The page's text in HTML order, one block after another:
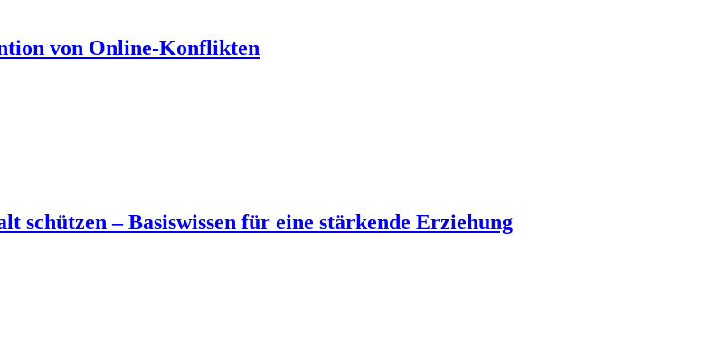
von Online-Konflikten
schützen – Basiswissen für eine stärkende Erziehung